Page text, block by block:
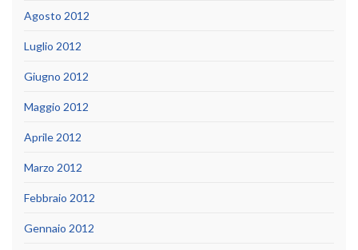
Agosto 2012
Luglio 2012
Giugno 2012
Maggio 2012
Aprile 2012
Marzo 2012
Febbraio 2012
Gennaio 2012